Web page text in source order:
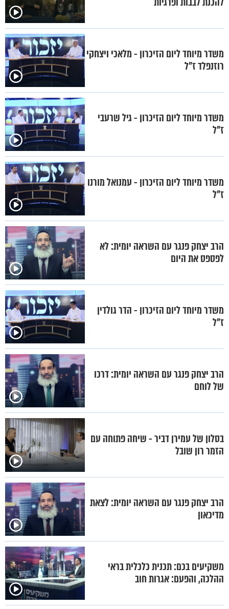
משדר מיוחד ליום הזיכרון - מלאכי ויצחקי
רוזנפלד ז"ל
משדר מיוחד ליום הזיכרון - גיל שרעבי
ז"ל
משדר מיוחד ליום הזיכרון - עמנואל מורנו
ז"ל
הרב יצחק פנגר עם השראה יומית: לא
לפספס את היום
משדר מיוחד ליום הזיכרון - הדר גולדין
ז"ל
הרב יצחק פנגר עם השראה יומית: דרכו
של לוחם
בסלון של עמירן דביר - שיחה פתוחה עם
הזמר רון שובל
הרב יצחק פנגר עם השראה יומית: לצאת
מדיכאון
משקיעים בכם: תכנית כלכלית בראי
ההלכה, והפעם: אגרות חוב